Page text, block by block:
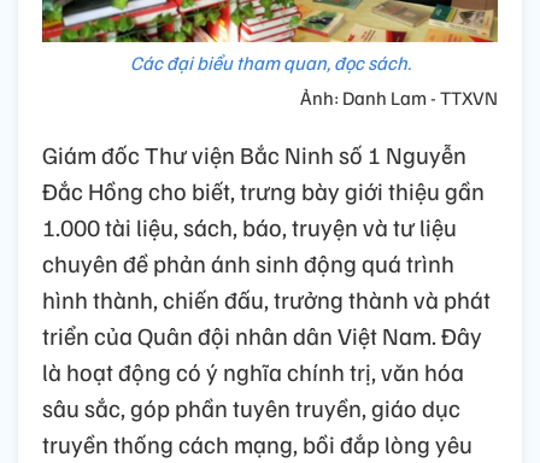
Các đại biểu tham quan, đọc sách.
Ảnh: Danh Lam - TTXVN
Giám đốc Thư viện Bắc Ninh số 1 Nguyễn
Đắc Hồng cho biết, trưng bày giới thiệu gần
1.000 tài liệu, sách, báo, truyện và tư liệu
chuyên đề phản ánh sinh động quá trình
hình thành, chiến đấu, trưởng thành và phát
triển của Quân đội nhân dân Việt Nam. Đây
là hoạt động có ý nghĩa chính trị, văn hóa
sâu sắc, góp phần tuyên truyền, giáo dục
truyền thống cách mạng, bồi đắp lòng yêu